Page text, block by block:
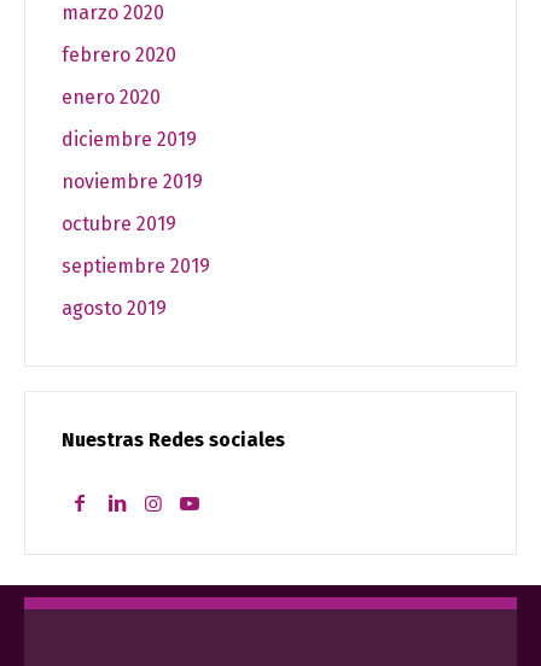
marzo 2020
febrero 2020
enero 2020
diciembre 2019
noviembre 2019
octubre 2019
septiembre 2019
agosto 2019
Nuestras Redes sociales